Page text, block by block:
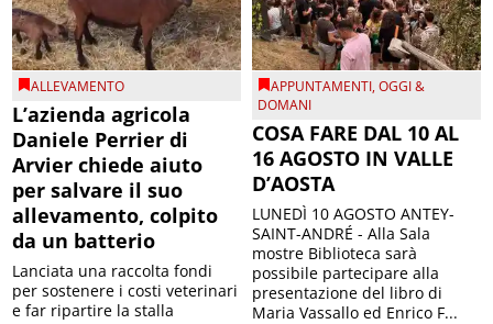
ALLEVAMENTO
L’azienda agricola
Daniele Perrier di
Arvier chiede aiuto
per salvare il suo
allevamento, colpito
da un batterio
Lanciata una raccolta fondi
per sostenere i costi veterinari
e far ripartire la stalla
APPUNTAMENTI,OGGI &
DOMANI
COSA FARE DAL 10 AL
16 AGOSTO IN VALLE
D’AOSTA
LUNEDÌ 10 AGOSTO ANTEY-
SAINT-ANDRÉ - Alla Sala
mostre Biblioteca sarà
possibile partecipare alla
presentazione del libro di
Maria Vassallo ed Enrico F...